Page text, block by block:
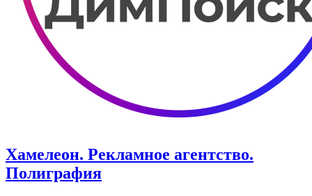
Хамелеон. Рекламное агентство.
Полиграфия